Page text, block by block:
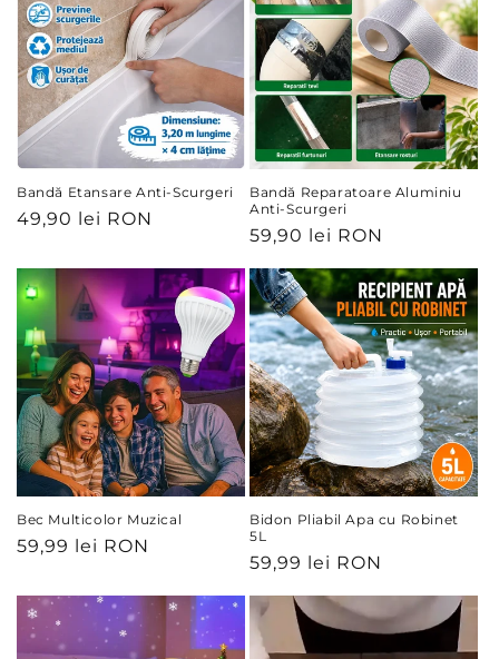
Bandă Etansare Anti-Scurgeri
Preț
49,90 lei RON
Bandă Reparatoare Aluminiu
Anti-Scurgeri
Preț
59,90 lei RON
Bec Multicolor Muzical
Preț
59,99 lei RON
Bidon Pliabil Apa cu Robinet
5L
Preț
59,99 lei RON